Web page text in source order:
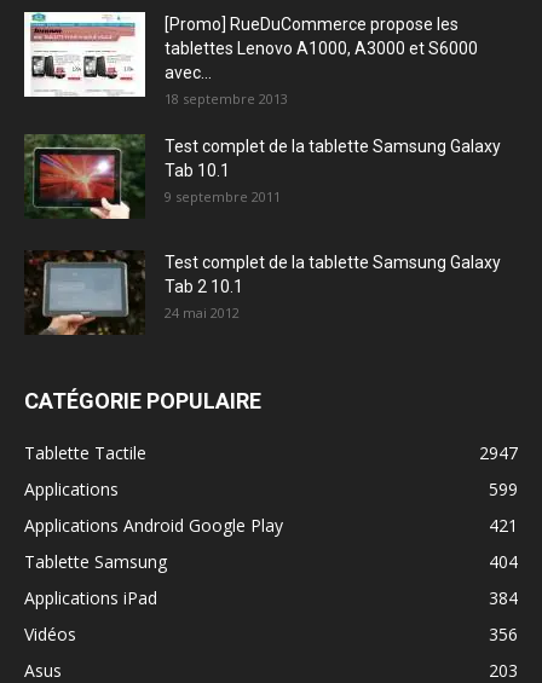
[Promo] RueDuCommerce propose les
tablettes Lenovo A1000, A3000 et S6000
avec...
18 septembre 2013
Test complet de la tablette Samsung Galaxy
Tab 10.1
9 septembre 2011
Test complet de la tablette Samsung Galaxy
Tab 2 10.1
24 mai 2012
CATÉGORIE POPULAIRE
Tablette Tactile
2947
Applications
599
Applications Android Google Play
421
Tablette Samsung
404
Applications iPad
384
Vidéos
356
Asus
203